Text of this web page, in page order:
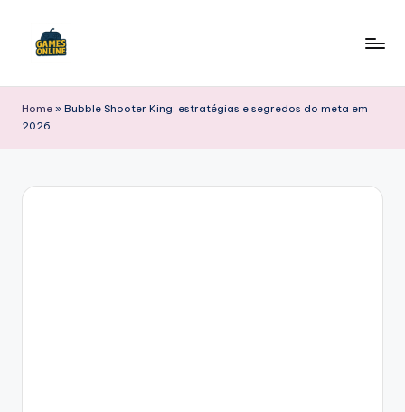
B
Home » Bubble Shooter King: estratégias e segredos do meta em
2026